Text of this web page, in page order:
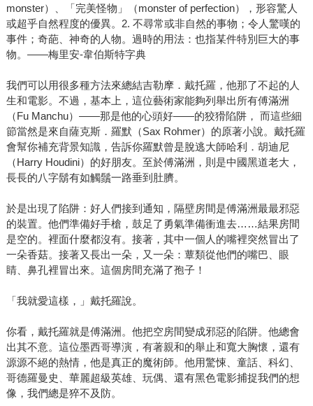
monster）、「完美怪物」（monster of perfection），形容驚人
或超乎自然程度的優異。2. 不尋常或非自然的事物；令人驚嘆的
事件；奇葩、神奇的人物。過時的用法：也指某件特別巨大的事
物。——梅里安-韋伯斯特字典
我們可以用很多種方法來總結吉勒摩．戴托羅，他那了不起的人
生和電影。不過，基本上，這位藝術家能夠列舉出所有傅滿洲
（Fu Manchu）——那是他的心頭好——的狡猾陷阱， 而這些細
節當然是來自薩克斯．羅默（Sax Rohmer）的原著小說。戴托羅
會幫你補充背景知識，告訴你羅默曾是脫逃大師哈利．胡迪尼
（Harry Houdini）的好朋友。至於傅滿洲，則是中國黑道老大，
長長的八字鬍有如觸鬚一路垂到肚臍。
於是出現了陷阱：好人們接到通知，隔壁房間是傅滿洲最最邪惡
的裝置。他們準備好手槍，鼓足了勇氣準備衝進去……結果房間
是空的。裡面什麼都沒有。接著，其中一個人的嘴裡突然冒出了
一朵香菇。接著又長出一朵，又一朵：蕈類從他們的嘴巴、眼
睛、鼻孔裡冒出來。這個房間充滿了孢子！
「我就愛這樣，」戴托羅說。
你看，戴托羅就是傅滿洲。他把空房間變成邪惡的陷阱。他總會
出其不意。這位墨西哥導演，有著親和的舉止和寬大胸懷，還有
源源不絕的熱情，他是真正的魔術師。他用驚悚、童話、科幻、
哥德羅曼史、華麗超級英雄、玩偶、還有黑色電影捕捉我們的想
像，我們總是猝不及防。